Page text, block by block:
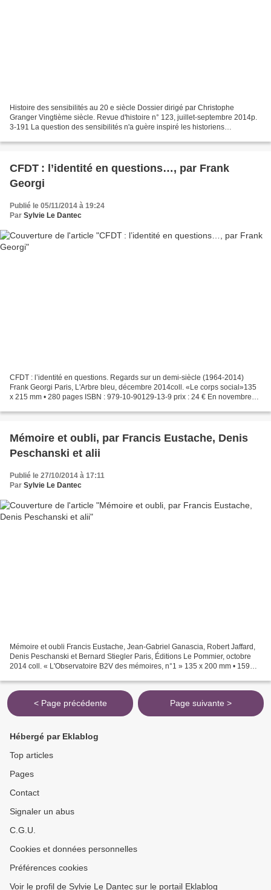
Histoire des sensibilités au 20 e siècle Dossier dirigé par Christophe
Granger Vingtième siècle. Revue d'histoire n° 123, juillet-septembre 2014p.
3-191 La question des sensibilités n'a guère inspiré les historiens
CFDT : l’identité en questions…, par Frank
Georgi
Publié le 05/11/2014 à 19:24
Par Sylvie Le Dantec
CFDT : l’identité en questions. Regards sur un demi-siècle (1964-2014)
Frank Georgi Paris, L'Arbre bleu, décembre 2014coll. «Le corps social»135
x 215 mm • 280 pages ISBN : 979-10-90129-13-9 prix : 24 € En novembre
Mémoire et oubli, par Francis Eustache, Denis
Peschanski et alii
Publié le 27/10/2014 à 17:11
Par Sylvie Le Dantec
Mémoire et oubli Francis Eustache, Jean-Gabriel Ganascia, Robert Jaffard,
Denis Peschanski et Bernard Stiegler Paris, Éditions Le Pommier, octobre
2014 coll. « L'Observatoire B2V des mémoires, n°1 » 135 x 200 mm • 159
< Page précédente Page suivante >
Hébergé par Eklablog
Top articles
Pages
Contact
Signaler un abus
C.G.U.
Cookies et données personnelles
Préférences cookies
Voir le profil de Sylvie Le Dantec sur le portail Eklablog